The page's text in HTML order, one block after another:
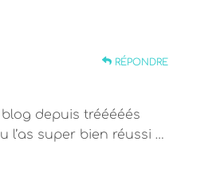
RÉPONDRE
depuis trééééés
l’as super bien réussi …